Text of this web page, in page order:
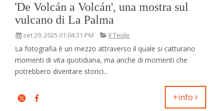
'De Volcán a Volcán', una mostra sul
vulcano di La Palma
set 29, 2025 01:04:31 PM Il Teide
La fotografia è un mezzo attraverso il quale si catturano
momenti di vita quotidiana, ma anche di momenti che
potrebbero diventare storici...
+info